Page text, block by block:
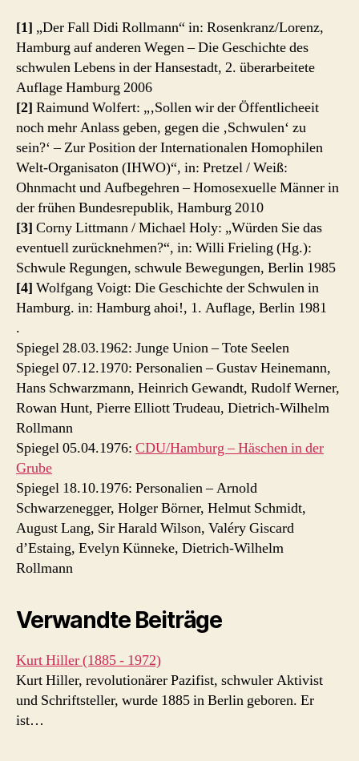
[1] „Der Fall Didi Rollmann“ in: Rosenkranz/Lorenz,
Hamburg auf anderen Wegen – Die Geschichte des
schwulen Lebens in der Hansestadt, 2. überarbeitete
Auflage Hamburg 2006
[2] Raimund Wolfert: „‚Sollen wir der Öffentlicheeit
noch mehr Anlass geben, gegen die ‚Schwulen‘ zu
sein?‘ – Zur Position der Internationalen Homophilen
Welt-Organisaton (IHWO)“, in: Pretzel / Weiß:
Ohnmacht und Aufbegehren – Homosexuelle Männer in
der frühen Bundesrepublik, Hamburg 2010
[3] Corny Littmann / Michael Holy: „Würden Sie das
eventuell zurücknehmen?“, in: Willi Frieling (Hg.):
Schwule Regungen, schwule Bewegungen, Berlin 1985
[4] Wolfgang Voigt: Die Geschichte der Schwulen in
Hamburg. in: Hamburg ahoi!, 1. Auflage, Berlin 1981
.
Spiegel 28.03.1962: Junge Union – Tote Seelen
Spiegel 07.12.1970: Personalien – Gustav Heinemann,
Hans Schwarzmann, Heinrich Gewandt, Rudolf Werner,
Rowan Hunt, Pierre Elliott Trudeau, Dietrich-Wilhelm
Rollmann
Spiegel 05.04.1976: CDU/Hamburg – Häschen in der
Grube
Spiegel 18.10.1976: Personalien – Arnold
Schwarzenegger, Holger Börner, Helmut Schmidt,
August Lang, Sir Harald Wilson, Valéry Giscard
d’Estaing, Evelyn Künneke, Dietrich-Wilhelm
Rollmann
Verwandte Beiträge
Kurt Hiller (1885 - 1972)
Kurt Hiller, revolutionärer Pazifist, schwuler Aktivist
und Schriftsteller, wurde 1885 in Berlin geboren. Er
ist…